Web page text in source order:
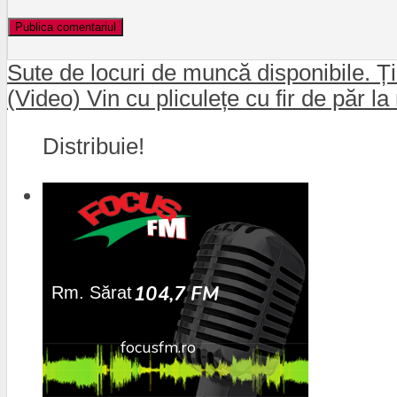
Sute de locuri de muncă disponibile.
(Video) Vin cu pliculețe cu fir de păr
Distribuie!